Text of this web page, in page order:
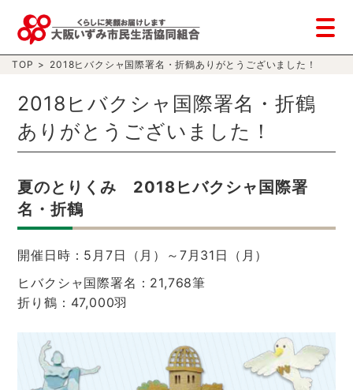
TOP > 2018ヒバクシャ国際署名・折鶴ありがとうございました！
2018ヒバクシャ国際署名・折鶴
ありがとうございました！
夏のとりくみ 2018ヒバクシャ国際署
名・折鶴
開催日時：5月7日（月）～7月31日（月）
ヒバクシャ国際署名：21,768筆
折り鶴：47,000羽